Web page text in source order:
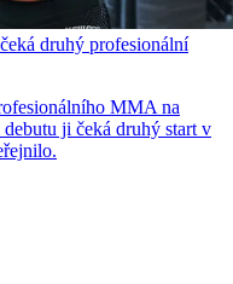
druhý profesionální
MMA na
ji čeká druhý start v